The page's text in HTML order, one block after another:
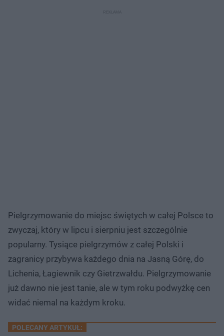
Pielgrzymowanie do miejsc świętych w całej Polsce to
zwyczaj, który w lipcu i sierpniu jest szczególnie
popularny. Tysiące pielgrzymów z całej Polski i
zagranicy przybywa każdego dnia na Jasną Górę, do
Lichenia, Łagiewnik czy Gietrzwałdu. Pielgrzymowanie
już dawno nie jest tanie, ale w tym roku podwyżkę cen
widać niemal na każdym kroku.
POLECANY ARTYKUŁ: